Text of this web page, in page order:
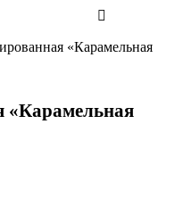
«Карамельная
«Карамельная